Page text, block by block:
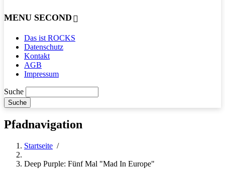
MENU SECOND
Das ist ROCKS
Datenschutz
Kontakt
AGB
Impressum
Suche
Pfadnavigation
Startseite /
Deep Purple: Fünf Mal "Mad In Europe"